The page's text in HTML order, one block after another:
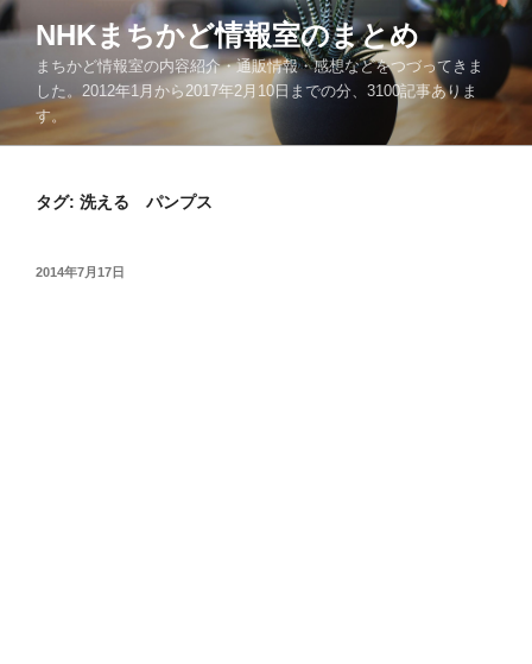
コ
ン
ツ
NHKまちかど情報室のまとめ
まちかど情報室の内容紹介・通販情報・感想などをつづってきま
した。2012年1月から2017年2月10日までの分、3100記事ありま
す。
タグ: 洗える パンプス
投
2014年7月17日